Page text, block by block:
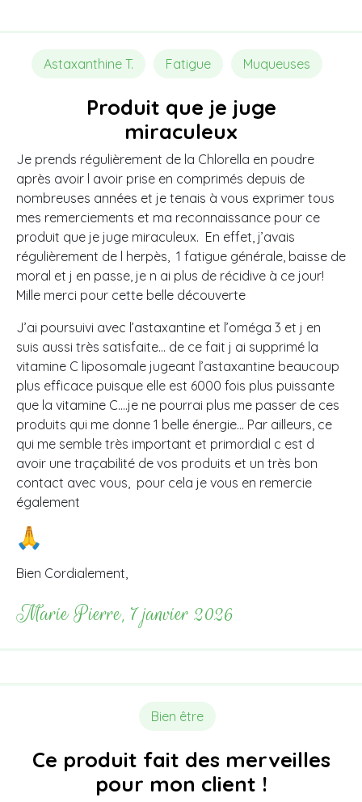
Astaxanthine T. Fatigue Muqueuses
Produit que je juge
miraculeux
Je prends régulièrement de la Chlorella en poudre
après avoir l avoir prise en comprimés depuis de
nombreuses années et je tenais à vous exprimer tous
mes remerciements et ma reconnaissance pour ce
produit que je juge miraculeux. En effet, j’avais
régulièrement de l herpès, 1 fatigue générale, baisse de
moral et j en passe, je n ai plus de récidive à ce jour!
Mille merci pour cette belle découverte
J’ai poursuivi avec l’astaxantine et l’oméga 3 et j en
suis aussi très satisfaite… de ce fait j ai supprimé la
vitamine C liposomale jugeant l’astaxantine beaucoup
plus efficace puisque elle est 6000 fois plus puissante
que la vitamine C….je ne pourrai plus me passer de ces
produits qui me donne 1 belle énergie… Par ailleurs, ce
qui me semble très important et primordial c est d
avoir une traçabilité de vos produits et un très bon
contact avec vous, pour cela je vous en remercie
également
Bien Cordialement,
Marie Pierre, 7 janvier 2026
Bien être
Ce produit fait des merveilles
pour mon client !